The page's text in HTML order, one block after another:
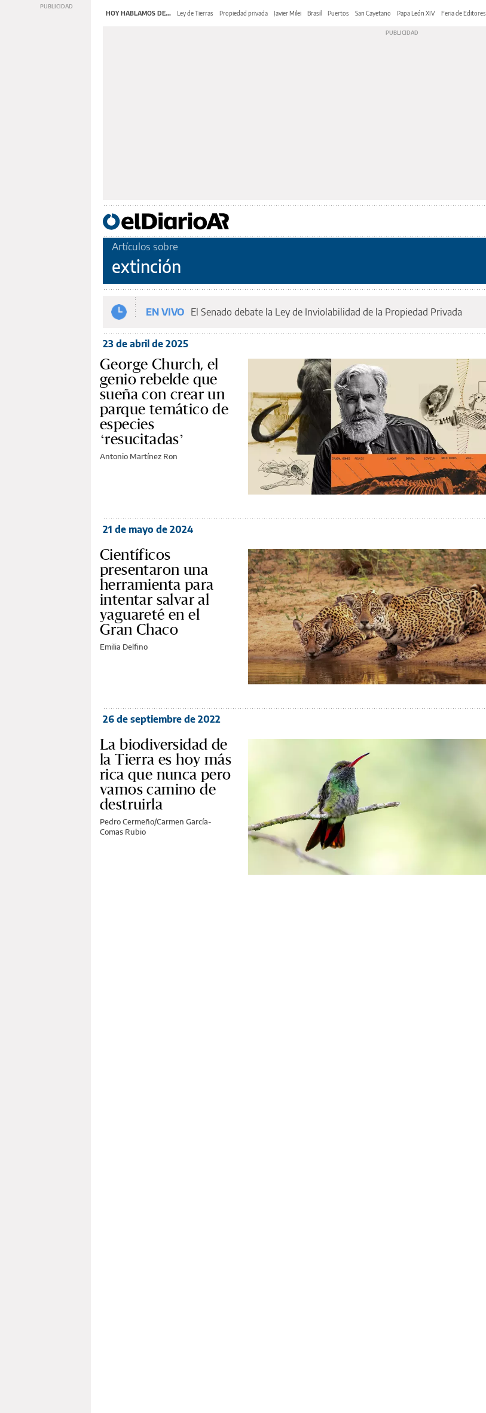
HOY HABLAMOS DE... Ley de Tierras Propiedad privada Javier Milei Brasil Puertos San Cayetano Papa León XIV Feria de Editores
Artículos sobre
extinción
EN VIVO El Senado debate la Ley de Inviolabilidad de la Propiedad Privada
23 de abril de 2025
George Church, el
genio rebelde que
sueña con crear un
parque temático de
especies
‘resucitadas’
Antonio Martínez Ron
21 de mayo de 2024
Científicos
presentaron una
herramienta para
intentar salvar al
yaguareté en el
Gran Chaco
Emilia Delfino
26 de septiembre de 2022
La biodiversidad de
la Tierra es hoy más
rica que nunca pero
vamos camino de
destruirla
Pedro Cermeño/Carmen García-
Comas Rubio